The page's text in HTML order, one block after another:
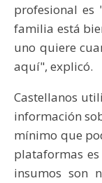
profesional es
familia está
uno quiere
aquí", explicó.
Castellanos
información
mínimo que
plataformas
insumos son